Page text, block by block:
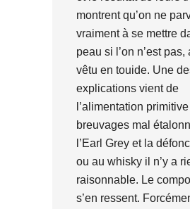
montrent qu’on ne
vraiment à se mettre
peau si l’on n’est pas,
vêtu en touide. Une
explications vient de
l’alimentation
breuvages mal
l’Earl Grey et la
ou au whisky il n’y a
raisonnable. Le
s’en ressent.